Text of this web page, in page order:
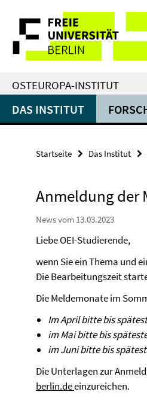
direkt
Inhalt
Service-
Navigation
OSTEUROPA-INSTITUT
DAS INSTITUT
Startseite Das Institut
Anmeldung der
News vom 13.03.2023
Liebe OEI-Studierende,
wenn Sie ein Thema und
Die Bearbeitungszeit
Die Meldemonate im
Im April bitte bis
im Mai bitte bis
im Juni bitte bis
Die Unterlagen zur
berlin.deeinzureichen.